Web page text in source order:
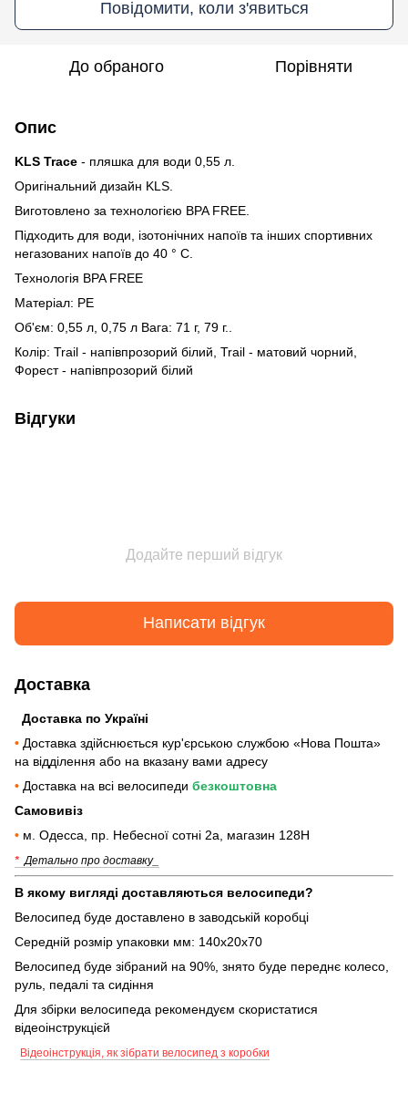
Повідомити, коли з'явиться
До обраного Порівняти
Опис
KLS Trace - пляшка для води 0,55 л.
Оригінальний дизайн KLS.
Виготовлено за технологією BPA FREE.
Підходить для води, ізотонічних напоїв та інших спортивних
негазованих напоїв до 40 ° C.
Технологія BPA FREE
Матеріал: PE
Об'єм: 0,55 л, 0,75 л Вага: 71 г, 79 г..
Колір: Trail - напівпрозорий білий, Trail - матовий чорний,
Форест - напівпрозорий білий
Відгуки
Додайте перший відгук
Написати відгук
Доставка
Доставка по Україні
• Доставка здійснюється кур'єрською службою «Нова Пошта»
на відділення або на вказану вами адресу
• Доставка на всі велосипеди безкоштовна
Самовивіз
• м. Одесса, пр. Небесної сотні 2а, магазин 128Н
* Детально про доставку_
В якому вигляді доставляються велосипеди?
Велосипед буде доставлено в заводській коробці
Середній розмір упаковки мм: 140х20х70
Велосипед буде зібраний на 90%, знято буде переднє колесо,
руль, педалі та сидіння
Для збірки велосипеда рекомендуєм скористатися
відеоінструкцієй
Відеоінструкція, як зібрати велосипед з коробки